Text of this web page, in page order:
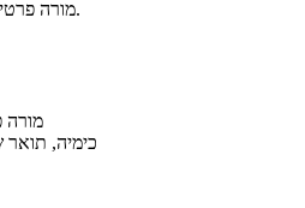
מורה
כימיה, תואר